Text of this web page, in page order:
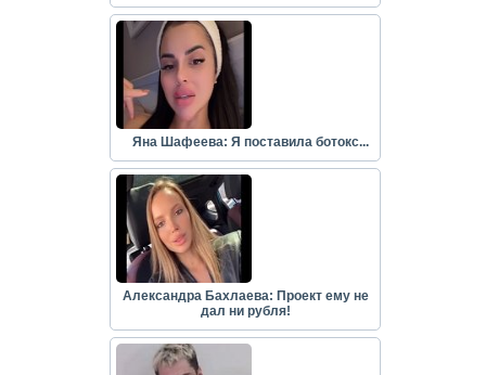
Яна Шафеева: Я поставила ботокс...
Александра Бахлаева: Проект ему не
дал ни рубля!